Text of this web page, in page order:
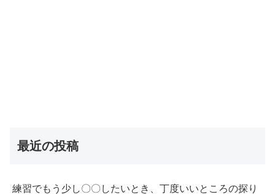
最近の投稿
練習でもう少し〇〇したいとき、丁度いいところの探り